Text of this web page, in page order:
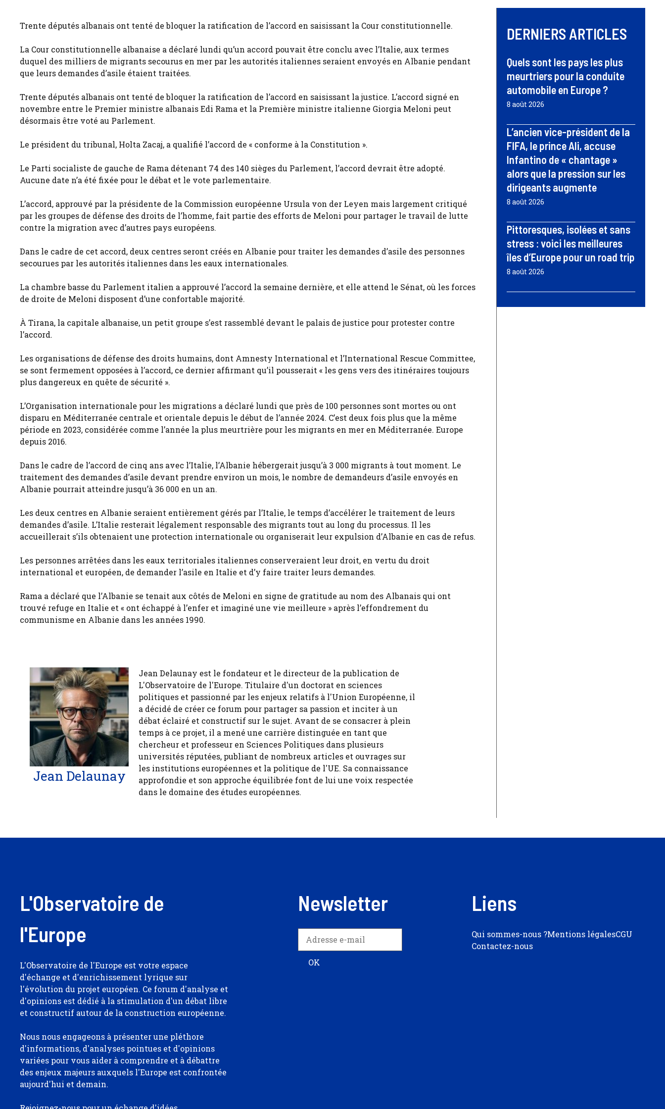
Trente députés albanais ont tenté de bloquer la ratification de l’accord en saisissant la Cour constitutionnelle.
La Cour constitutionnelle albanaise a déclaré lundi qu’un accord pouvait être conclu avec l’Italie, aux termes
duquel des milliers de migrants secourus en mer par les autorités italiennes seraient envoyés en Albanie pendant
que leurs demandes d’asile étaient traitées.
Trente députés albanais ont tenté de bloquer la ratification de l’accord en saisissant la justice. L’accord signé en
novembre entre le Premier ministre albanais Edi Rama et la Première ministre italienne Giorgia Meloni peut
désormais être voté au Parlement.
Le président du tribunal, Holta Zacaj, a qualifié l’accord de « conforme à la Constitution ».
Le Parti socialiste de gauche de Rama détenant 74 des 140 sièges du Parlement, l’accord devrait être adopté.
Aucune date n’a été fixée pour le débat et le vote parlementaire.
L’accord, approuvé par la présidente de la Commission européenne Ursula von der Leyen mais largement critiqué
par les groupes de défense des droits de l’homme, fait partie des efforts de Meloni pour partager le travail de lutte
contre la migration avec d’autres pays européens.
Dans le cadre de cet accord, deux centres seront créés en Albanie pour traiter les demandes d’asile des personnes
secourues par les autorités italiennes dans les eaux internationales.
La chambre basse du Parlement italien a approuvé l’accord la semaine dernière, et elle attend le Sénat, où les forces
de droite de Meloni disposent d’une confortable majorité.
À Tirana, la capitale albanaise, un petit groupe s’est rassemblé devant le palais de justice pour protester contre
l’accord.
Les organisations de défense des droits humains, dont Amnesty International et l’International Rescue Committee,
se sont fermement opposées à l’accord, ce dernier affirmant qu’il pousserait « les gens vers des itinéraires toujours
plus dangereux en quête de sécurité ».
L’Organisation internationale pour les migrations a déclaré lundi que près de 100 personnes sont mortes ou ont
disparu en Méditerranée centrale et orientale depuis le début de l’année 2024. C’est deux fois plus que la même
période en 2023, considérée comme l’année la plus meurtrière pour les migrants en mer en Méditerranée. Europe
depuis 2016.
Dans le cadre de l’accord de cinq ans avec l’Italie, l’Albanie hébergerait jusqu’à 3 000 migrants à tout moment. Le
traitement des demandes d’asile devant prendre environ un mois, le nombre de demandeurs d’asile envoyés en
Albanie pourrait atteindre jusqu’à 36 000 en un an.
Les deux centres en Albanie seraient entièrement gérés par l’Italie, le temps d’accélérer le traitement de leurs
demandes d’asile. L’Italie resterait légalement responsable des migrants tout au long du processus. Il les
accueillerait s’ils obtenaient une protection internationale ou organiserait leur expulsion d’Albanie en cas de refus.
Les personnes arrêtées dans les eaux territoriales italiennes conserveraient leur droit, en vertu du droit
international et européen, de demander l’asile en Italie et d’y faire traiter leurs demandes.
Rama a déclaré que l’Albanie se tenait aux côtés de Meloni en signe de gratitude au nom des Albanais qui ont
trouvé refuge en Italie et « ont échappé à l’enfer et imaginé une vie meilleure » après l’effondrement du
communisme en Albanie dans les années 1990.
Jean Delaunay
Jean Delaunay est le fondateur et le directeur de la publication de
L'Observatoire de l'Europe. Titulaire d'un doctorat en sciences
politiques et passionné par les enjeux relatifs à l'Union Européenne, il
a décidé de créer ce forum pour partager sa passion et inciter à un
débat éclairé et constructif sur le sujet. Avant de se consacrer à plein
temps à ce projet, il a mené une carrière distinguée en tant que
chercheur et professeur en Sciences Politiques dans plusieurs
universités réputées, publiant de nombreux articles et ouvrages sur
les institutions européennes et la politique de l'UE. Sa connaissance
approfondie et son approche équilibrée font de lui une voix respectée
dans le domaine des études européennes.
DERNIERS ARTICLES
Quels sont les pays les plus
meurtriers pour la conduite
automobile en Europe ?
8 août 2026
L’ancien vice-président de la
FIFA, le prince Ali, accuse
Infantino de « chantage »
alors que la pression sur les
dirigeants augmente
8 août 2026
Pittoresques, isolées et sans
stress : voici les meilleures
îles d’Europe pour un road trip
8 août 2026
L'Observatoire de
l'Europe
L'Observatoire de l'Europe est votre espace
d'échange et d'enrichissement lyrique sur
l'évolution du projet européen. Ce forum d'analyse et
d'opinions est dédié à la stimulation d'un débat libre
et constructif autour de la construction européenne.
Nous nous engageons à présenter une pléthore
d'informations, d'analyses pointues et d'opinions
variées pour vous aider à comprendre et à débattre
des enjeux majeurs auxquels l'Europe est confrontée
aujourd'hui et demain.
Newsletter Liens
Qui sommes-nous ?Mentions légalesCGU
Contactez-nous